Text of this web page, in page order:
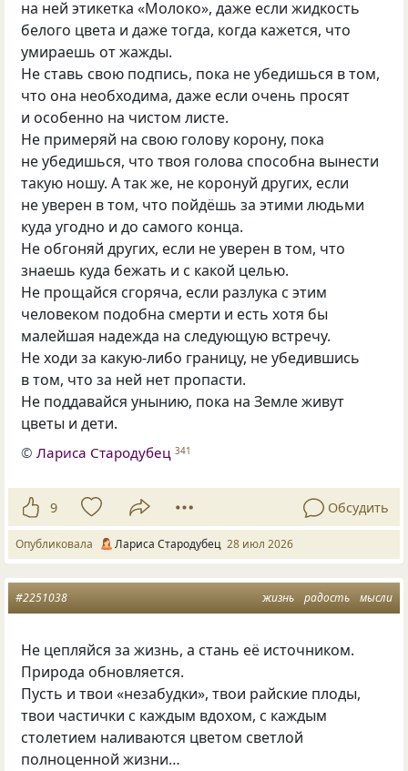
на ней этикетка «Молоко», даже если жидкость
белого цвета и даже тогда, когда кажется, что
умираешь от жажды.
Не ставь свою подпись, пока не убедишься в том,
что она необходима, даже если очень просят
и особенно на чистом листе.
Не примеряй на свою голову корону, пока
не убедишься, что твоя голова способна вынести
такую ношу. А так же, не коронуй других, если
не уверен в том, что пойдёшь за этими людьми
куда угодно и до самого конца.
Не обгоняй других, если не уверен в том, что
знаешь куда бежать и с какой целью.
Не прощайся сгоряча, если разлука с этим
человеком подобна смерти и есть хотя бы
малейшая надежда на следующую встречу.
Не ходи за какую-либо границу, не убедившись
в том, что за ней нет пропасти.
Не поддавайся унынию, пока на Земле живут
цветы и дети.
©Лариса Стародубец 341
9 Обсудить
Опубликовала Лариса Стародубец 28 июл 2026
жизнь радость мысли
#2251038
Не цепляйся за жизнь, а стань её источником.
Природа обновляется.
Пусть и твои «незабудки», твои райские плоды,
твои частички с каждым вдохом, с каждым
столетием наливаются цветом светлой
полноценной жизни…